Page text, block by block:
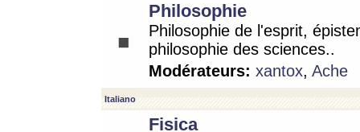
Philosophie
Philosophie de l'esprit,
philosophie des sciences..
Modérateurs: xantox, Ache
Italiano
Fisica